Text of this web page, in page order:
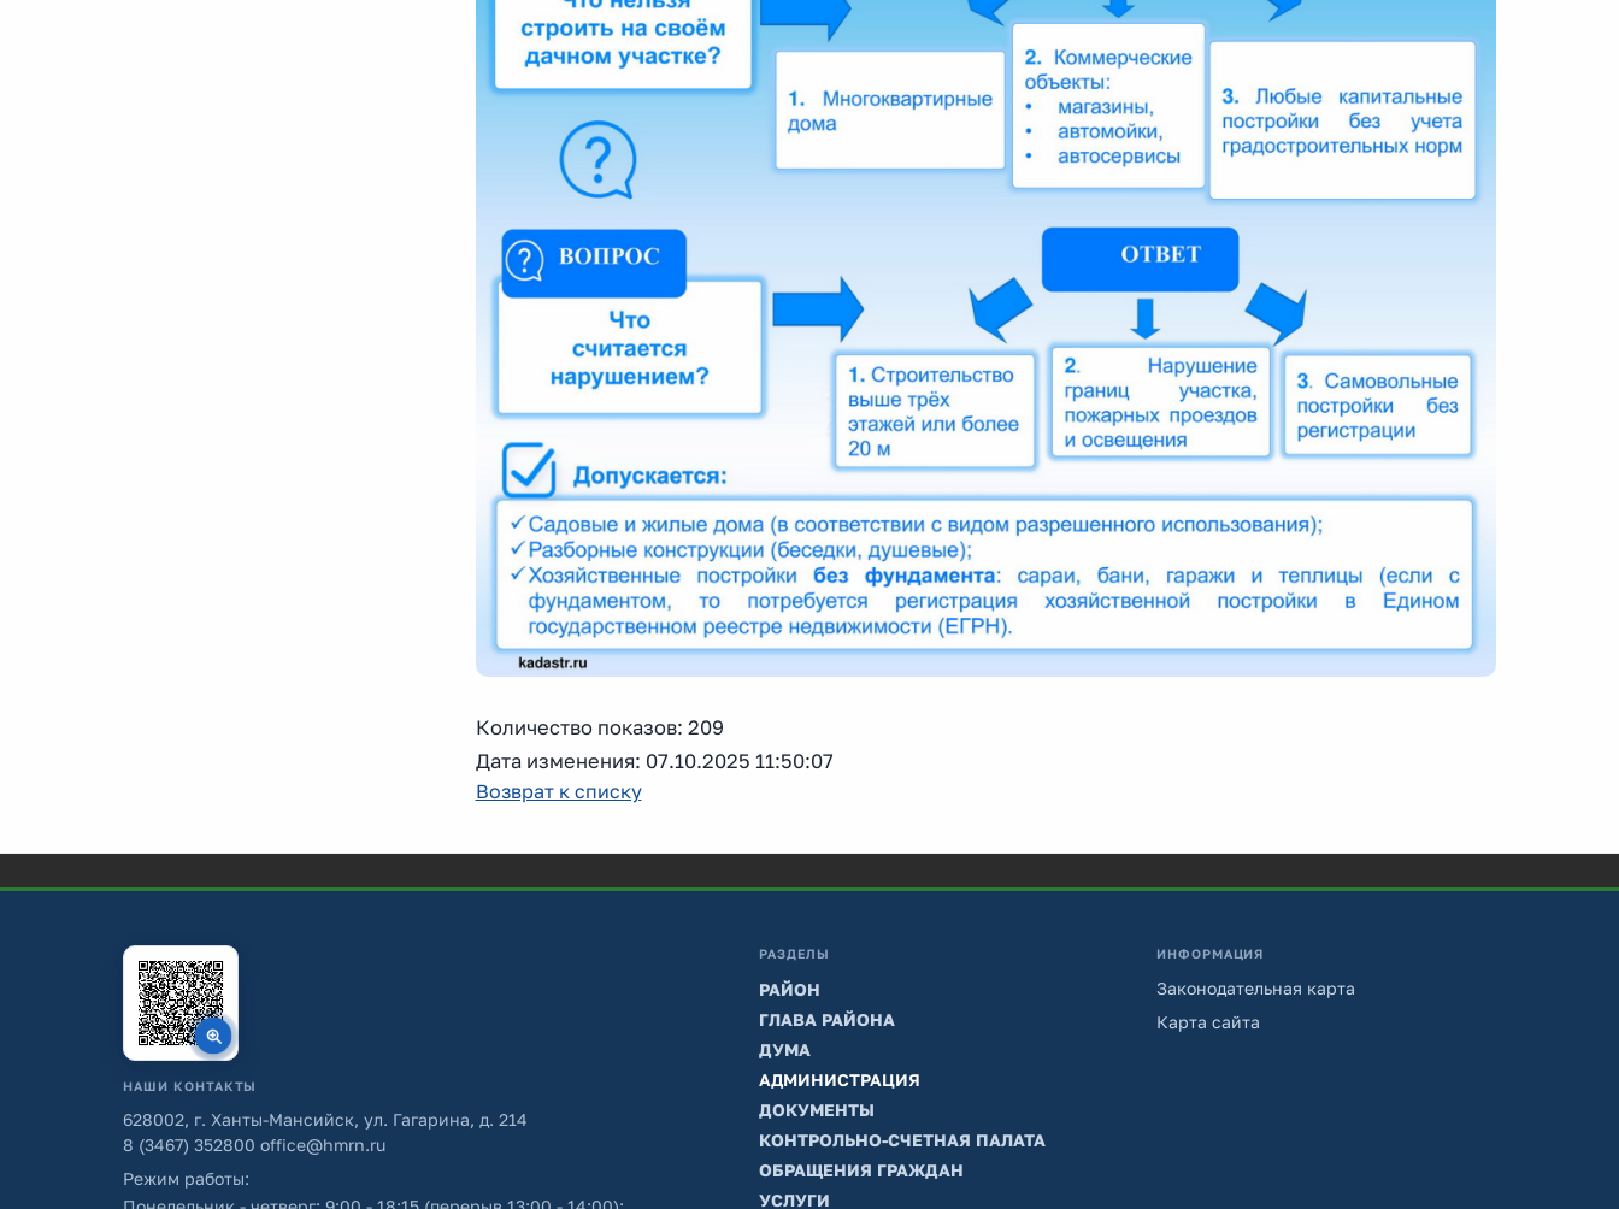
Количество показов: 209
Дата изменения: 07.10.2025 11:50:07
Возврат к списку
НАШИ КОНТАКТЫ
628002, г. Ханты-Мансийск, ул. Гагарина, д. 214
8 (3467) 352800 office@hmrn.ru
Режим работы:
РАЗДЕЛЫ
РАЙОН
ГЛАВА РАЙОНА
ДУМА
АДМИНИСТРАЦИЯ
ДОКУМЕНТЫ
КОНТРОЛЬНО-СЧЕТНАЯ ПАЛАТА
ОБРАЩЕНИЯ ГРАЖДАН
УСЛУГИ
ИНФОРМАЦИЯ
Законодательная карта
Карта сайта